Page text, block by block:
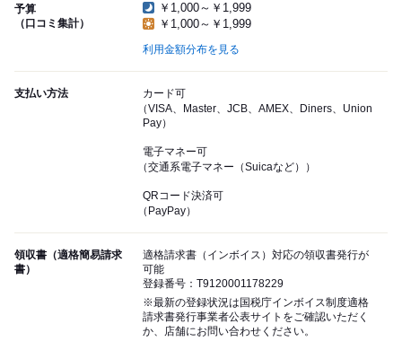
予算
（口コミ集計）
￥1,000～￥1,999
￥1,000～￥1,999
利用金額分布を見る
支払い方法
カード可
（VISA、Master、JCB、AMEX、Diners、Union
Pay）
電子マネー可
（交通系電子マネー（Suicaなど））
QRコード決済可
（PayPay）
領収書（適格簡易請求
書）
適格請求書（インボイス）対応の領収書発行が
可能
登録番号：T9120001178229
※最新の登録状況は国税庁インボイス制度適格
請求書発行事業者公表サイトをご確認いただく
か、店舗にお問い合わせください。